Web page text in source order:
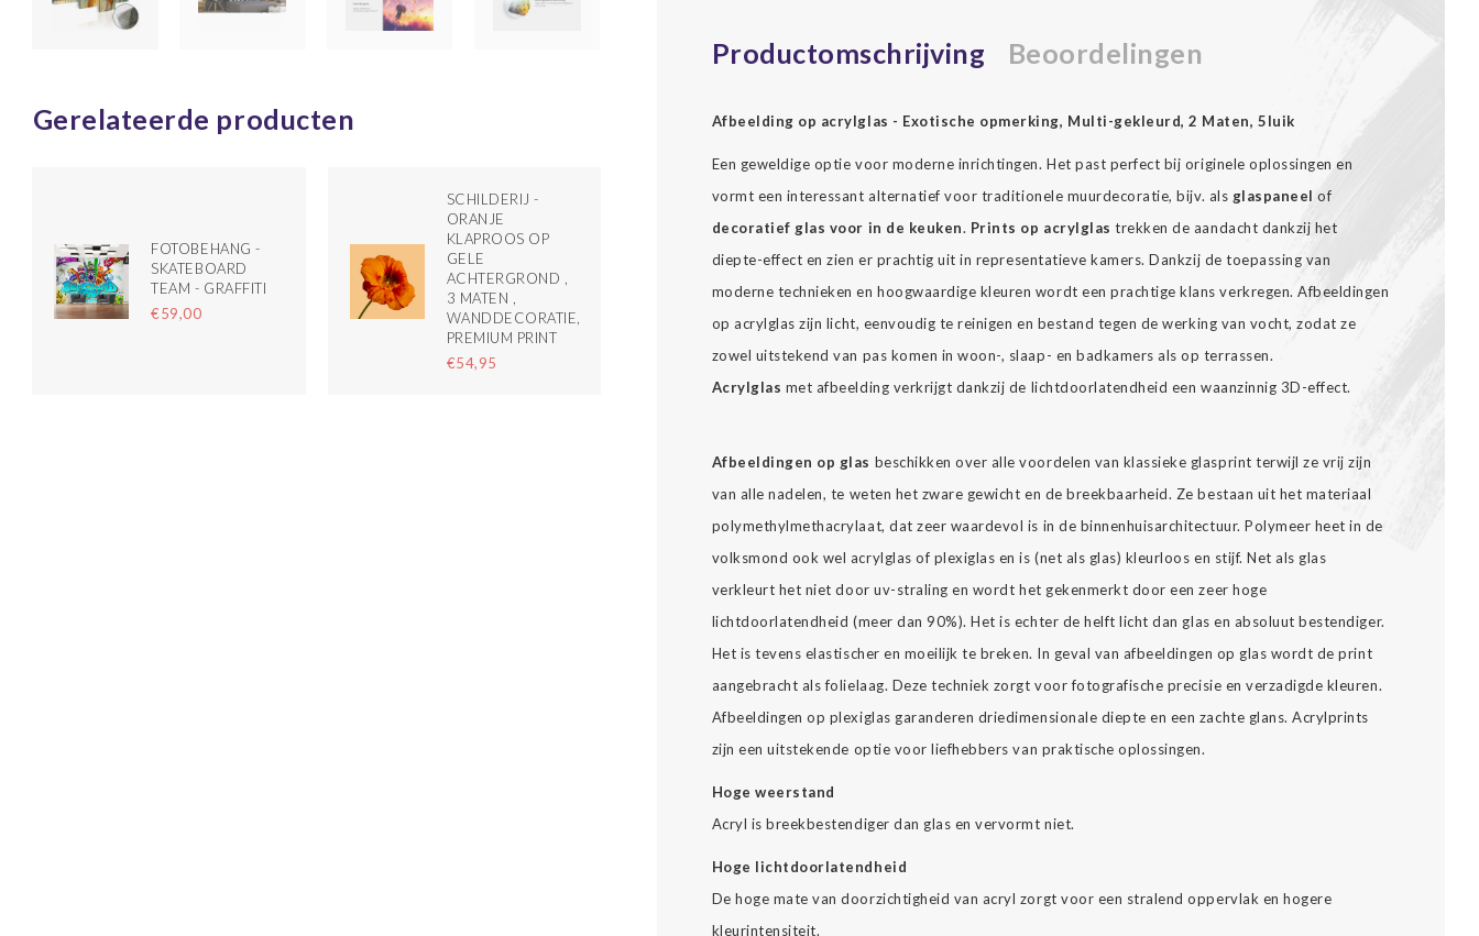
Gerelateerde producten
FOTOBEHANG -
SKATEBOARD
TEAM - GRAFFITI
€59,00
SCHILDERIJ -
ORANJE
KLAPROOS OP
GELE
ACHTERGROND ,
3 MATEN ,
WANDDECORATIE,
PREMIUM PRINT
€54,95
Productomschrijving Beoordelingen
Afbeelding op acrylglas - Exotische opmerking, Multi-gekleurd, 2 Maten, 5luik
Een geweldige optie voor moderne inrichtingen. Het past perfect bij originele oplossingen en
vormt een interessant alternatief voor traditionele muurdecoratie, bijv. als glaspaneel of
decoratief glas voor in de keuken. Prints op acrylglas trekken de aandacht dankzij het
diepte-effect en zien er prachtig uit in representatieve kamers. Dankzij de toepassing van
moderne technieken en hoogwaardige kleuren wordt een prachtige klans verkregen. Afbeeldingen
op acrylglas zijn licht, eenvoudig te reinigen en bestand tegen de werking van vocht, zodat ze
zowel uitstekend van pas komen in woon-, slaap- en badkamers als op terrassen.
Acrylglas met afbeelding verkrijgt dankzij de lichtdoorlatendheid een waanzinnig 3D-effect.
Afbeeldingen op glas beschikken over alle voordelen van klassieke glasprint terwijl ze vrij zijn
van alle nadelen, te weten het zware gewicht en de breekbaarheid. Ze bestaan uit het materiaal
polymethylmethacrylaat, dat zeer waardevol is in de binnenhuisarchitectuur. Polymeer heet in de
volksmond ook wel acrylglas of plexiglas en is (net als glas) kleurloos en stijf. Net als glas
verkleurt het niet door uv-straling en wordt het gekenmerkt door een zeer hoge
lichtdoorlatendheid (meer dan 90%). Het is echter de helft licht dan glas en absoluut bestendiger.
Het is tevens elastischer en moeilijk te breken. In geval van afbeeldingen op glas wordt de print
aangebracht als folielaag. Deze techniek zorgt voor fotografische precisie en verzadigde kleuren.
Afbeeldingen op plexiglas garanderen driedimensionale diepte en een zachte glans. Acrylprints
zijn een uitstekende optie voor liefhebbers van praktische oplossingen.
Hoge weerstand
Acryl is breekbestendiger dan glas en vervormt niet.
Hoge lichtdoorlatendheid
De hoge mate van doorzichtigheid van acryl zorgt voor een stralend oppervlak en hogere
kleurintensiteit.